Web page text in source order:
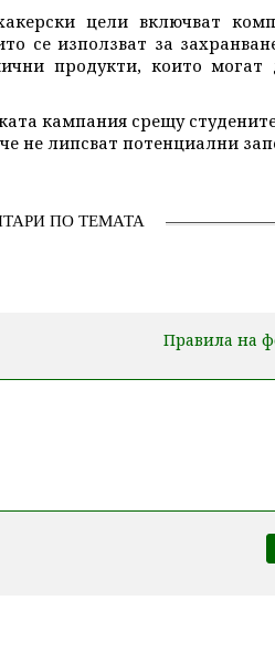
цели включват
се използват за
продукти, които могат
кампания срещу
не липсват потенциални
ПО ТЕМАТА
Правила на